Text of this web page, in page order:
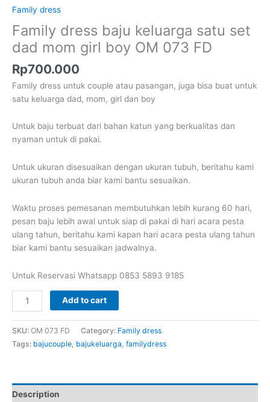
Family dress
Family dress baju keluarga satu set
dad mom girl boy OM 073 FD
Rp700.000
Family dress untuk couple atau pasangan, juga bisa buat untuk
satu keluarga dad, mom, girl dan boy
Untuk baju terbuat dari bahan katun yang berkualitas dan
nyaman untuk di pakai.
Untuk ukuran disesuaikan dengan ukuran tubuh, beritahu kami
ukuran tubuh anda biar kami bantu sesuaikan.
Waktu proses pemesanan membutuhkan lebih kurang 60 hari,
pesan baju lebih awal untuk siap di pakai di hari acara pesta
ulang tahun, beritahu kami kapan hari acara pesta ulang tahun
biar kami bantu sesuaikan jadwalnya.
Untuk Reservasi Whatsapp 0853 5893 9185
Family
dress
baju
keluarga
satu
mom
Add to cart
SKU: OM 073 FD Category: Family dress
Tags: bajucouple bajukeluarga familydress
Description